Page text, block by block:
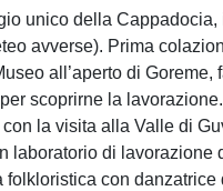
unico della
avverse). Prima
all’aperto di
scoprirne la
la visita alla Valle di
di lavorazione
con